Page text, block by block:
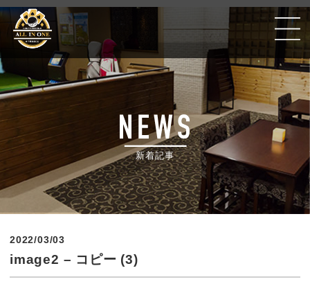
Golf Poker Bar ALLIN ONE #千葉銀座CC
新着記事
2022/03/03
image2 – コピー (3)